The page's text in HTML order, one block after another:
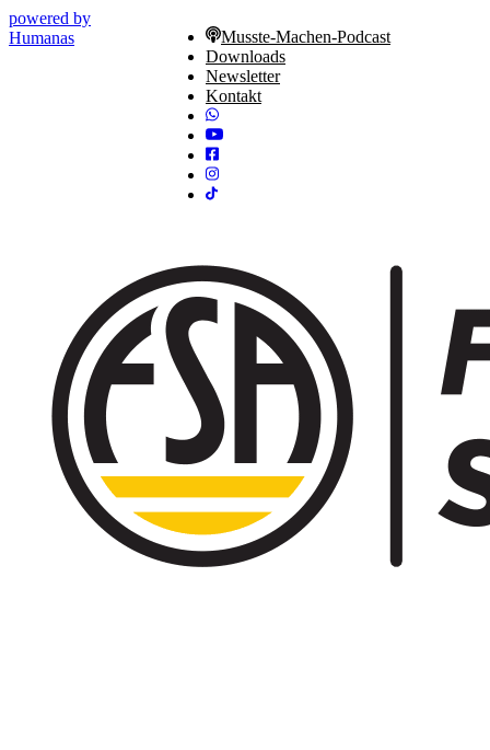
powered by
Humanas
Musste-Machen-Podcast
Downloads
Newsletter
Kontakt